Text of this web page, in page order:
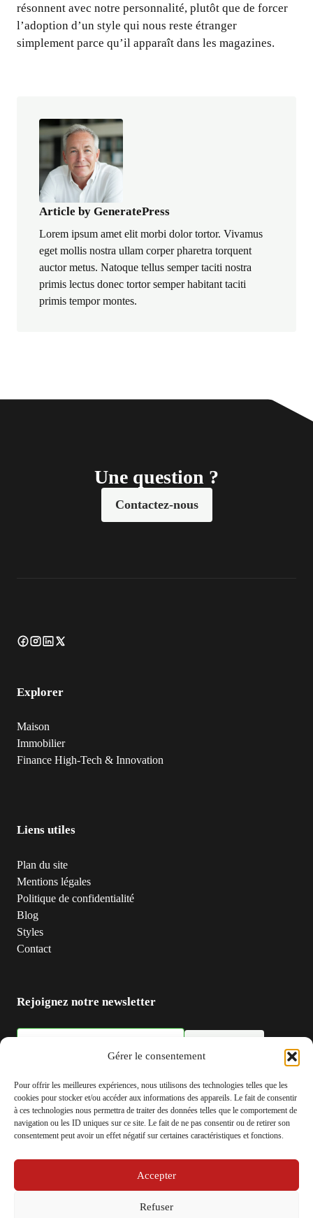
Gérer le consentement
Pour offrir les meilleures expériences, nous utilisons des technologies telles que les
cookies pour stocker et/ou accéder aux informations des appareils. Le fait de consentir
à ces technologies nous permettra de traiter des données telles que le comportement de
navigation ou les ID uniques sur ce site. Le fait de ne pas consentir ou de retirer son
consentement peut avoir un effet négatif sur certaines caractéristiques et fonctions.
Accepter
Refuser
résonnent avec notre personnalité, plutôt que de forcer
l’adoption d’un style qui nous reste étranger
simplement parce qu’il apparaît dans les magazines.
Article by GeneratePress
Lorem ipsum amet elit morbi dolor tortor. Vivamus
eget mollis nostra ullam corper pharetra torquent
auctor metus. Natoque tellus semper taciti nostra
primis lectus donec tortor semper habitant taciti
primis tempor montes.
Une question ?
Contactez-nous
Explorer
Maison
Immobilier
Finance High-Tech & Innovation
Liens utiles
Plan du site
Mentions légales
Politique de confidentialité
Blog
Styles
Contact
Rejoignez notre newsletter